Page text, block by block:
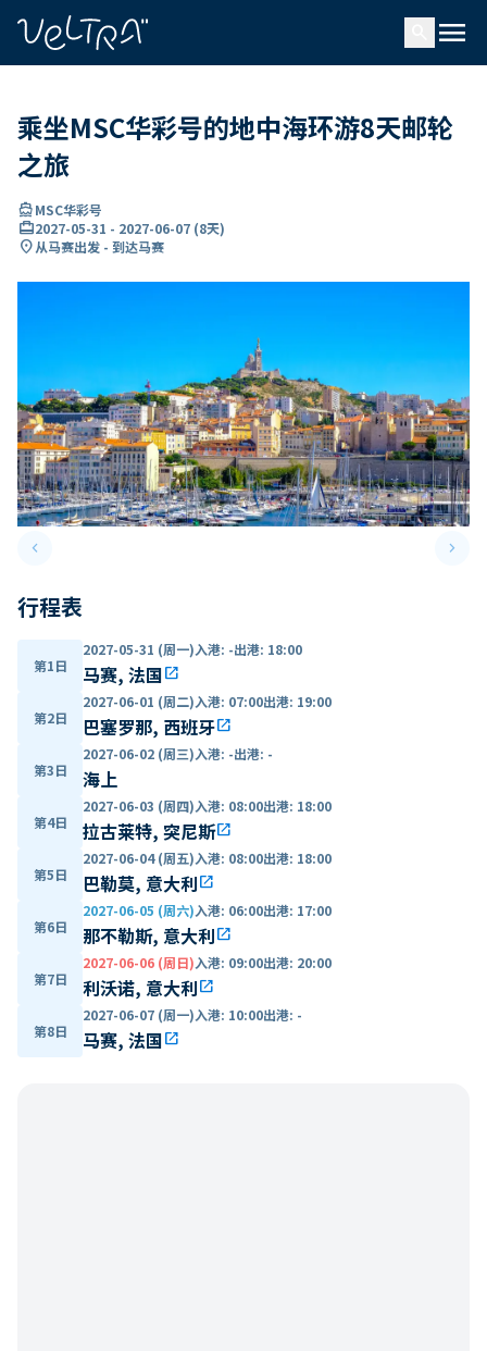
menu
乘坐MSC华彩号的地中海环游8天邮轮
之旅
directions_boatMSC华彩号
card_travel2027-05-31 - 2027-06-07 (8天)
location_on从马赛出发 - 到达马赛
keyboard_arrow_leftPrevious slide keyboard_arrow_right
行程表
第1日
2027-05-31 (周一)入港: -出港: 18:00
马赛, 法国open_in_new
第2日
2027-06-01 (周二)入港: 07:00出港: 19:00
巴塞罗那, 西班牙open_in_new
第3日
2027-06-02 (周三)入港: -出港: -
海上
第4日
2027-06-03 (周四)入港: 08:00出港: 18:00
拉古莱特, 突尼斯open_in_new
第5日
2027-06-04 (周五)入港: 08:00出港: 18:00
巴勒莫, 意大利open_in_new
第6日
2027-06-05 (周六)入港: 06:00出港: 17:00
那不勒斯, 意大利open_in_new
第7日
2027-06-06 (周日)入港: 09:00出港: 20:00
利沃诺, 意大利open_in_new
第8日
2027-06-07 (周一)入港: 10:00出港: -
马赛, 法国open_in_new